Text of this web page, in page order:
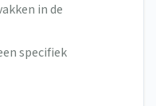
in de
specifiek